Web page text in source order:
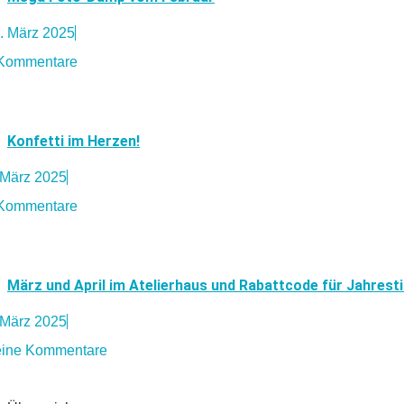
März 2025
Konfetti im Herzen!
2025
März und April im Atelierhaus und Rabattcode für
2025
Kommentare